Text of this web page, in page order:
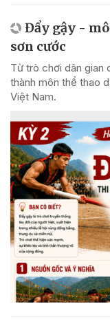
Đẩy gậy -
sơn cước
Từ trò chơi dân gian
thành môn thể thao
Việt Nam.